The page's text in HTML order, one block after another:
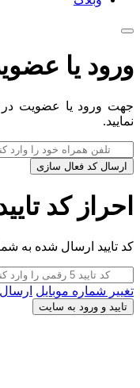
ورود یا
جهت ورود یا عضویت در
نمایید.
ارسال کد فعال سازی
احراز کد
کد تایید ارسال شده به
تغییر شماره موبایل
تایید و ورود به سایت